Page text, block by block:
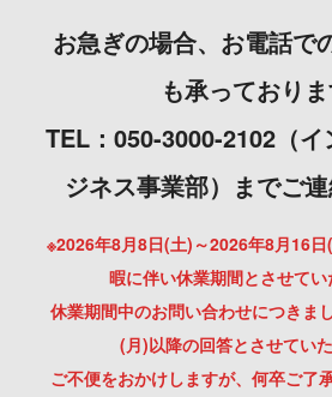
お急ぎの場合、お電話で
も承っておりま
TEL：050-3000-2102（
ジネス事業部）までご連
※2026年8月8日(土)～2026年8月16
暇に伴い休業期間とさせてい
休業期間中のお問い合わせにつきま
(月)以降の回答とさせていた
ご不便をおかけしますが、何卒ご了